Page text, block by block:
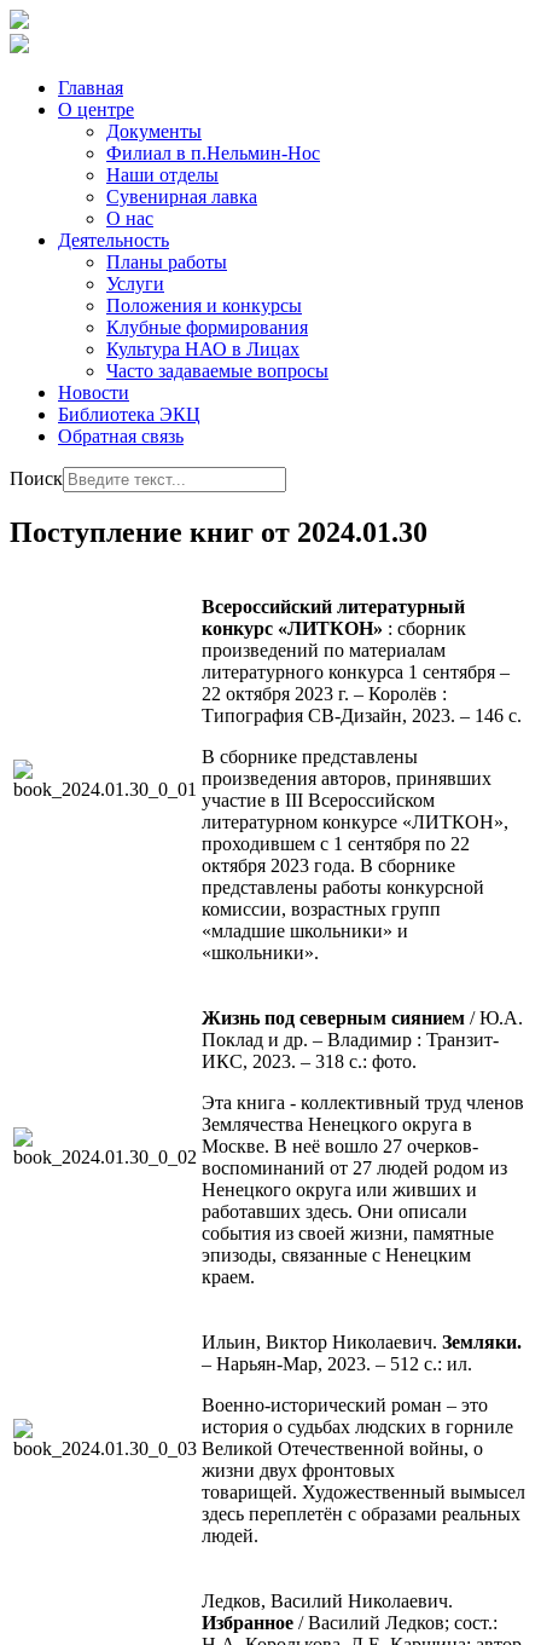
Главная
О центре
Документы
Филиал в п.Нельмин-Нос
Наши отделы
Сувенирная лавка
О нас
Деятельность
Планы работы
Услуги
Положения и конкурсы
Клубные формирования
Культура НАО в Лицах
Часто задаваемые вопросы
Новости
Библиотека ЭКЦ
Обратная связь
Поиск
Поступление книг от 2024.01.30
Всероссийский литературный
конкурс «ЛИТКОН» : сборник
произведений по материалам
литературного конкурса 1 сентября –
22 октября 2023 г. – Королёв :
Типография СВ-Дизайн, 2023. – 146 с.
В сборнике представлены
произведения авторов, принявших
участие в III Всероссийском
литературном конкурсе «ЛИТКОН»,
проходившем с 1 сентября по 22
октября 2023 года. В сборнике
представлены работы конкурсной
комиссии, возрастных групп
«младшие школьники» и
«школьники».
Жизнь под северным сиянием / Ю.А.
Поклад и др. – Владимир : Транзит-
ИКС, 2023. – 318 с.: фото.
Эта книга - коллективный труд членов
Землячества Ненецкого округа в
Москве. В неё вошло 27 очерков-
воспоминаний от 27 людей родом из
Ненецкого округа или живших и
работавших здесь. Они описали
события из своей жизни, памятные
эпизоды, связанные с Ненецким
краем.
Ильин, Виктор Николаевич. Земляки.
– Нарьян-Мар, 2023. – 512 с.: ил.
Военно-исторический роман – это
история о судьбах людских в горниле
Великой Отечественной войны, о
жизни двух фронтовых
товарищей. Художественный вымысел
здесь переплетён с образами реальных
людей.
Ледков, Василий Николаевич.
Избранное / Василий Ледков; сост.: